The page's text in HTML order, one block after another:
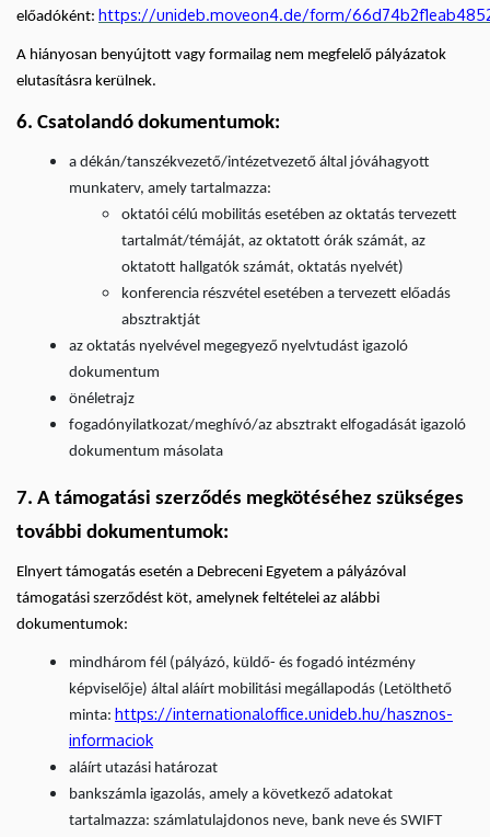
előadóként: https://unideb.moveon4.de/form/
A hiányosan benyújtott vagy formailag nem megfelelő pályázatok
elutasításra kerülnek.
6. Csatolandó dokumentumok:
a dékán/tanszékvezető/intézetvezető által jóváhagyott
munkaterv, amely tartalmazza:
oktatói célú mobilitás esetében az oktatás tervezett
tartalmát/témáját, az oktatott órák számát, az
oktatott hallgatók számát, oktatás nyelvét)
konferencia részvétel esetében a tervezett előadás
absztraktját
az oktatás nyelvével megegyező nyelvtudást igazoló
dokumentum
önéletrajz
fogadónyilatkozat/meghívó/az absztrakt elfogadását igazoló
dokumentum másolata
7. A támogatási szerződés megkötéséhez szükséges
további dokumentumok:
Elnyert támogatás esetén a Debreceni Egyetem a pályázóval
támogatási szerződést köt, amelynek feltételei az alábbi
dokumentumok:
mindhárom fél (pályázó, küldő- és fogadó intézmény
képviselője) által aláírt mobilitási megállapodás (Letölthető
minta: https://internationaloffice.unideb.hu/hasznos-
informaciok
aláírt utazási határozat
bankszámla igazolás, amely a következő adatokat
tartalmazza: számlatulajdonos neve, bank neve és SWIFT